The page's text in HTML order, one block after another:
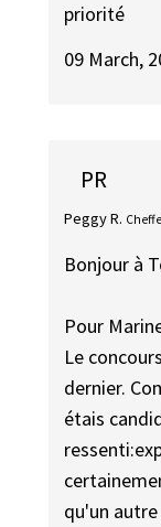
priorité
09 March,
PR
Peggy R.
Bonjour à
Pour
Le
dernier.
étais
qu'un